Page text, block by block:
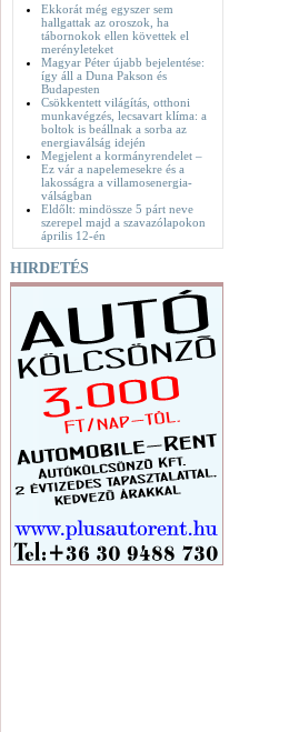
Ekkorát még egyszer sem
hallgattak az oroszok, ha
tábornokok ellen követtek el
merényleteket
Magyar Péter újabb bejelentése:
így áll a Duna Pakson és
Budapesten
Csökkentett világítás, otthoni
munkavégzés, lecsavart klíma: a
boltok is beállnak a sorba az
energiaválság idején
Megjelent a kormányrendelet –
Ez vár a napelemesekre és a
lakosságra a villamosenergia-
válságban
Eldőlt: mindössze 5 párt neve
szerepel majd a szavazólapokon
április 12-én
HIRDETÉS